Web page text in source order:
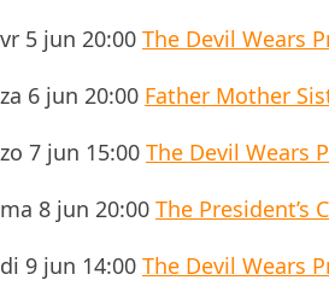
vr 5 jun 20:00 The Devil Wears
za 6 jun 20:00 Father Mother
zo 7 jun 15:00 The Devil Wears
ma 8 jun 20:00 The President’s
di 9 jun 14:00 The Devil Wears